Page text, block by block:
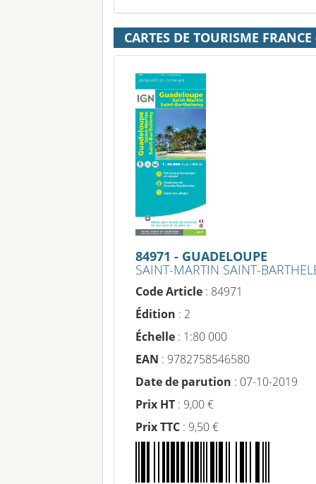
CARTES DE TOURISME
84971 - GUADELOUPE
SAINT-MARTIN SAINT-
Code Article : 84971
Édition : 2
Échelle : 1:80 000
EAN : 9782758546580
Date de parution : 07-10-2019
Prix HT : 9,00 €
Prix TTC : 9,50 €